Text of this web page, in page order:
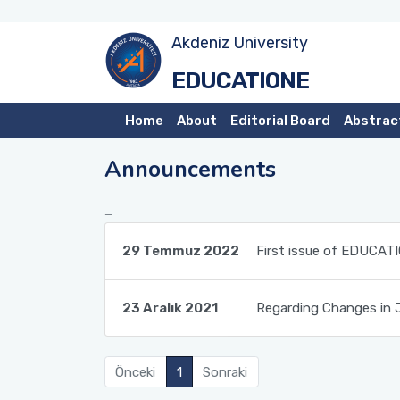
Akdeniz University
EDUCATIONE
Home About Editorial Board
Announcements
29 Temmuz 2022 First issue of
23 Aralık 2021 Regarding Changes in
Önceki 1 Sonraki